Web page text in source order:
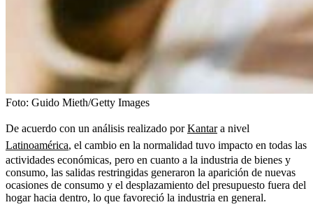
Foto: Guido Mieth/Getty Images
De acuerdo con un análisis realizado porKantara nivel
Latinoamérica, el cambio en la normalidad tuvo impacto en todas las
actividades económicas, pero en cuanto a la industria de bienes y
consumo, las salidas restringidas generaron la aparición de nuevas
ocasiones de consumo y el desplazamiento del presupuesto fuera del
hogar hacia dentro, lo que favoreció la industria en general.